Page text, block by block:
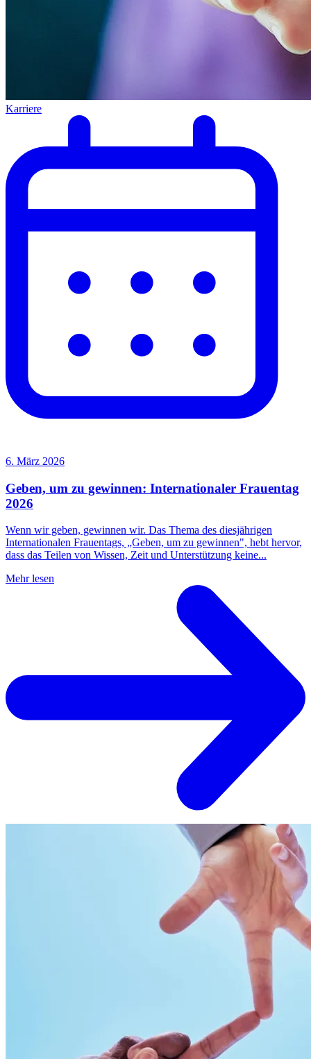
Karriere
6. März 2026
Geben, um zu gewinnen: Internationaler Frauentag
2026
Wenn wir geben, gewinnen wir. Das Thema des diesjährigen
Internationalen Frauentags, „Geben, um zu gewinnen", hebt hervor,
dass das Teilen von Wissen, Zeit und Unterstützung keine...
Mehr lesen